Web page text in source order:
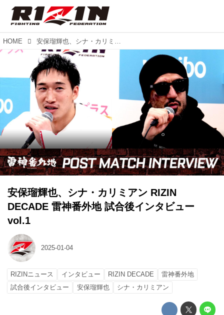
HOME 安保瑠輝也、シナ・カリミアン RIZIN DECADE 雷神番外地 試合後インタビュー vol.1
安保瑠輝也、シナ・カリミアン RIZIN
DECADE 雷神番外地 試合後インタビュー
vol.1
2025-01-04
RIZINニュース インタビュー RIZIN DECADE
雷神番外地
試合後インタビュー
安保瑠輝也 シナ・カリミアン